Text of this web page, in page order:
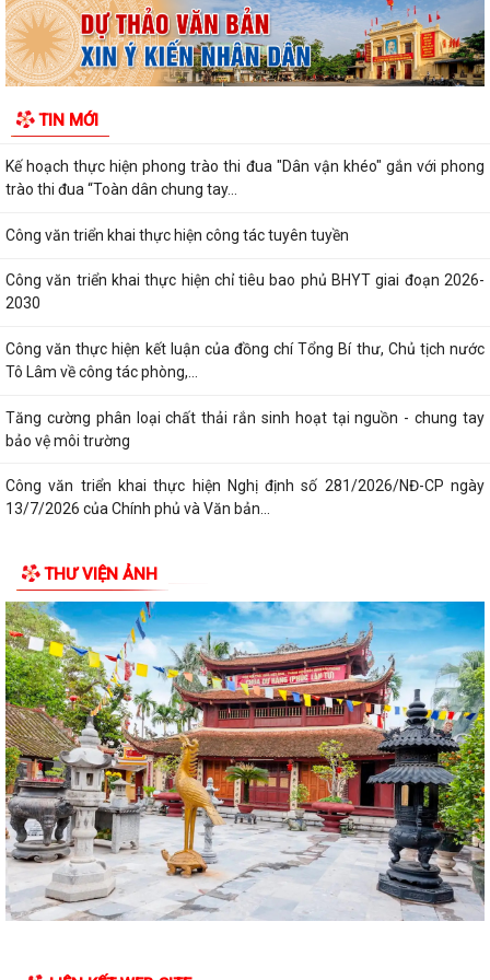
TIN MỚI
LỊCH LÀM VIỆC CỦA THƯỜNG TRỰC HĐND- LÃNH ĐẠO UBND XÃ TỪ
NGÀY 10/8/2026 ĐẾN NGÀY 16/8/2026
thành phố về việc công bố danh mục thủ...
Kế hoạch thực hiện phong trào thi đua "Dân vận khéo" gắn với phong
trào thi đua “Toàn dân chung tay...
Công văn triển khai thực hiện công tác tuyên tuyền
Công văn triển khai thực hiện chỉ tiêu bao phủ BHYT giai đoạn 2026-
2030
Công văn thực hiện kết luận của đồng chí Tổng Bí thư, Chủ tịch nước
Tô Lâm về công tác phòng,...
Tăng cường phân loại chất thải rắn sinh hoạt tại nguồn - chung tay
bảo vệ môi trường
Công văn triển khai thực hiện Nghị định số 281/2026/NĐ-CP ngày
13/7/2026 của Chính phủ và Văn bản...
mạng thông tin di động công...
Nghị quyết số 12/2026/NQ-HĐND ngày 28/7/2026 của Hội đồng nhân
dân thành phố quy định về lệ phí...
Hội Nông dân thành phố Hải Phòng phối hợp với Ban chỉ đạo hoạt động
hè xã tổ chức trao quà và tập...
Thông báo kết quả kỳ họp thứ Ba, Hội đồng nhân dân xã khóa II, nhiệm
kỳ 2026 - 2031
Nghị quyết số 13 /2026/NQ-HĐND ngày 28/7/2026 của HĐND thành
phố Hải Phòng về việc bãi bỏ một số...
Quyết định số 3025 /QĐ-UBND ngày 30/7/2026 của UBND thành phố
Hải Phòng về việc công bố thủ tục...
THƯ VIỆN ẢNH